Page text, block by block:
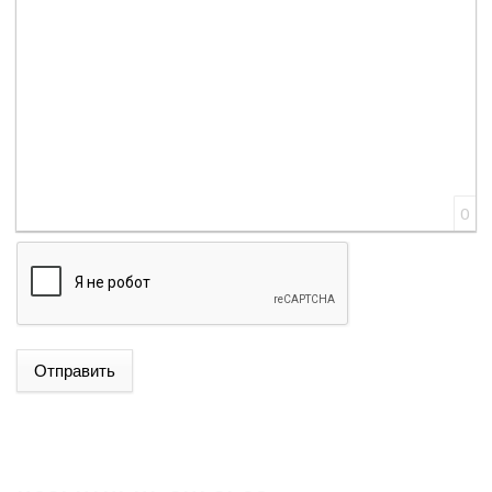
0
Отправить
ՌՈՒԲԵՆ ՌՈՒԲԻՆՅԱՆԸ ԸՆՏՐՎԵՑ ԱԺ ՆԱԽԱԳԱՀ